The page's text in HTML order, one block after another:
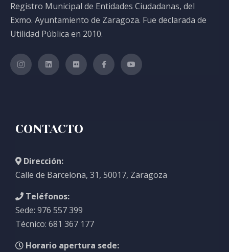
Registro Municipal de Entidades Ciudadanas, del
Exmo. Ayuntamiento de Zaragoza. Fue declarada de
Utilidad Pública en 2010.
CONTACTO
Dirección:
Calle de Barcelona, 31, 50017, Zaragoza
Teléfonos:
Sede: 976 557 399
Técnico: 681 367 177
Horario apertura sede: